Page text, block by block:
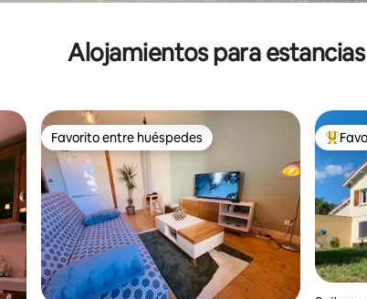
Alojamientos para
Favorito entre huéspedes
Favorito entre huéspedes De los